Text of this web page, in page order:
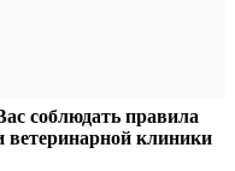
соблюдать правила
ветеринарной клиники